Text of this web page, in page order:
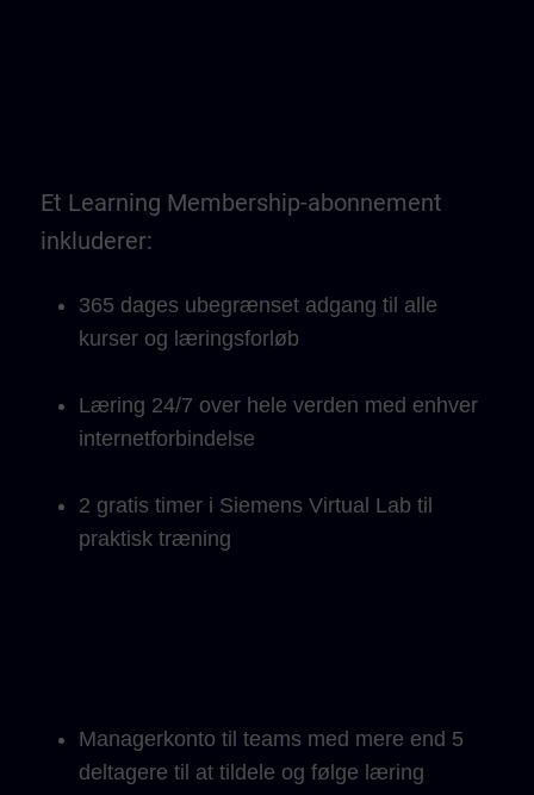
Et Learning Membership-abonnement
inkluderer:
365 dages ubegrænset adgang til alle
kurser og læringsforløb
Læring 24/7 over hele verden med enhver
internetforbindelse
2 gratis timer i Siemens Virtual Lab til
praktisk træning
Managerkonto til teams med mere end 5
deltagere til at tildele og følge læring